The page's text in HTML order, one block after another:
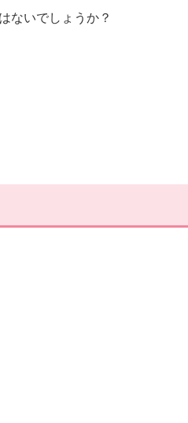
ないでしょうか？